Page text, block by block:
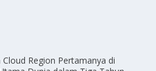
Region Pertamanya di